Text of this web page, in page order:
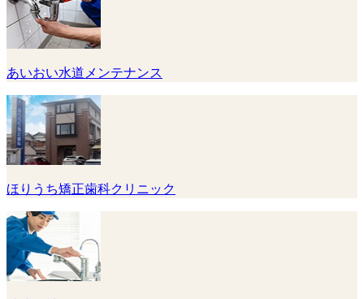
あいおい水道メンテナンス
ほりうち矯正歯科クリニック